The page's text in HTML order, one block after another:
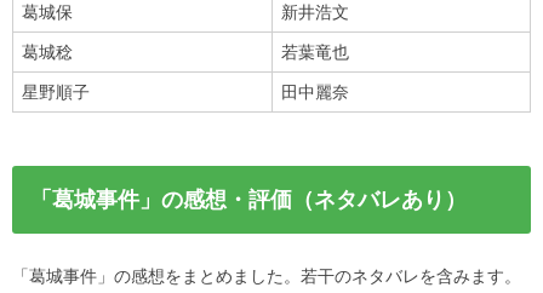
葛城保 新井浩文
葛城稔 若葉竜也
星野順子 田中麗奈
「葛城事件」の感想・評価（ネタバレあり）
「葛城事件」の感想をまとめました。若干のネタバレを含みます。